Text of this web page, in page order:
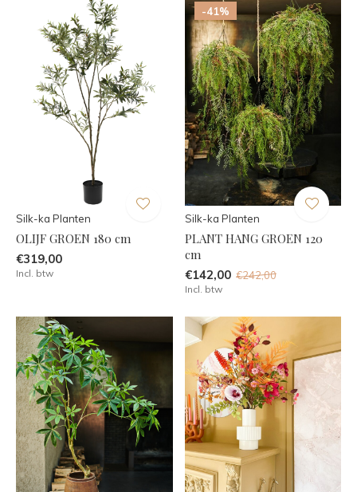
Silk-ka Planten
OLIJF GROEN 180 cm
€319,00
Incl. btw
-41%
Silk-ka Planten
PLANT HANG GROEN 120
cm
€142,00 €242,00
Incl. btw